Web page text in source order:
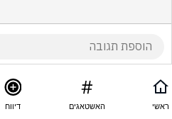
ראשי האשטאגים דיווח